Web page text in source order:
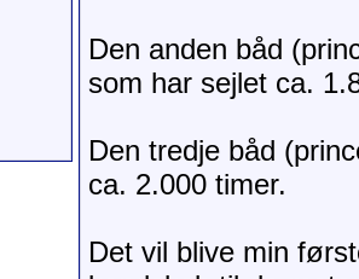
Den anden båd
som har sejlet ca.
Den tredje båd
ca. 2.000 timer.
Det vil blive min